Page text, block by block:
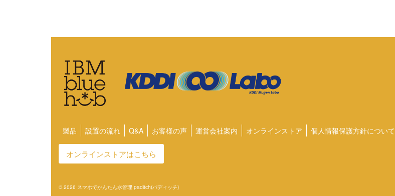
製品 設置の流れ Q&A お客様の声 運営会社案内 オンラインストア 個人情報保護方針について
オンラインストアはこちら
© 2026 スマホでかんたん水管理 paditch(パディッチ)